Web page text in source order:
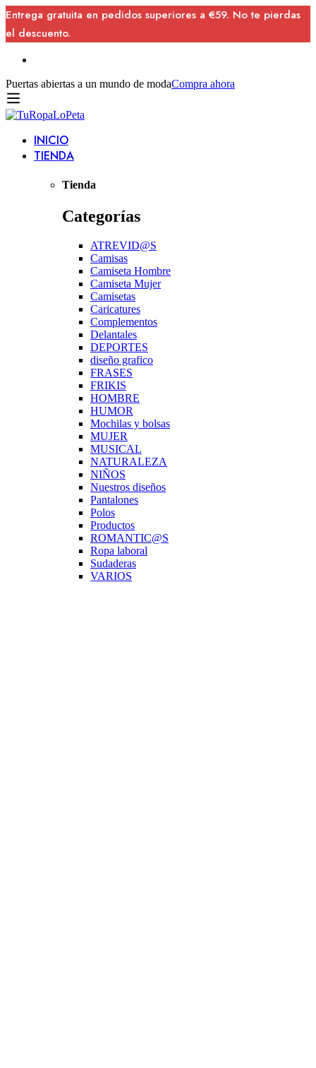
Entrega gratuita en pedidos superiores a €59. No te pierdas
el descuento.
Puertas abiertas a un mundo de modaCompra ahora
INICIO
TIENDA
Tienda
Categorías
ATREVID@S
Camisas
Camiseta Hombre
Camiseta Mujer
Camisetas
Caricatures
Complementos
Delantales
DEPORTES
diseño grafico
FRASES
FRIKIS
HOMBRE
HUMOR
Mochilas y bolsas
MUJER
MUSICAL
NATURALEZA
NIÑOS
Nuestros diseños
Pantalones
Polos
Productos
ROMANTIC@S
Ropa laboral
Sudaderas
VARIOS